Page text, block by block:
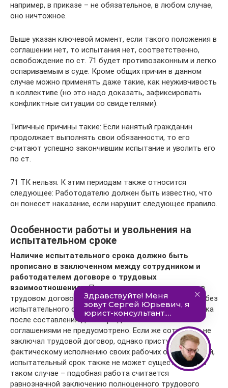
например, в приказе – не обязательное, в любом случае,
оно ничтожное.
Выше указан ключевой момент, если такого положения в
соглашении нет, то испытания нет, соответственно,
освобождение по ст. 71 будет противозаконным и легко
оспариваемым в суде. Кроме общих причин в данном
случае можно применять даже такие, как неуживчивость
в коллективе (но это надо доказать, зафиксировать
конфликтные ситуации со свидетелями).
Типичные причины такие: Если нанятый гражданин
продолжает выполнять свои обязанности, то его
считают успешно закончившим испытание и уволить его
по ст.
71 ТК нельзя. К этим периодам также относится
следующее: Работодателю должен быть известно, что
он понесет наказание, если нарушит следующее правило.
Особенности работы и увольнения на
испытательном сроке
Наличие испытательного срока должно быть
прописано в заключенном между сотрудником и
работодателем договоре о трудовых
взаимоотношениях. При отсутствии такого пункта в
трудовом договоре, считается, что он был заключен без
испытательного срока. Введение испытательного срока
после составления договора дополнительными
соглашениями не предусмотрено. Если же сотрудник не
заключал трудовой договор, однако приступил к
фактическому исполнению своих рабочих обязанностей,
испытательный срок также не может существовать в
таком случае – подобная работа считается
равнозначной заключению полноценного трудового